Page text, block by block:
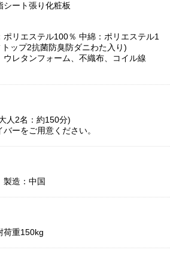
シート張り化粧板
ポリエステル100％ 中綿：ポリエステル1
ップ2抗菌防臭防ダニわた入り)
レタンフォーム、不織布、コイル線
人2名：約150分)
ーをご用意ください。
製造：中国
荷重150kg